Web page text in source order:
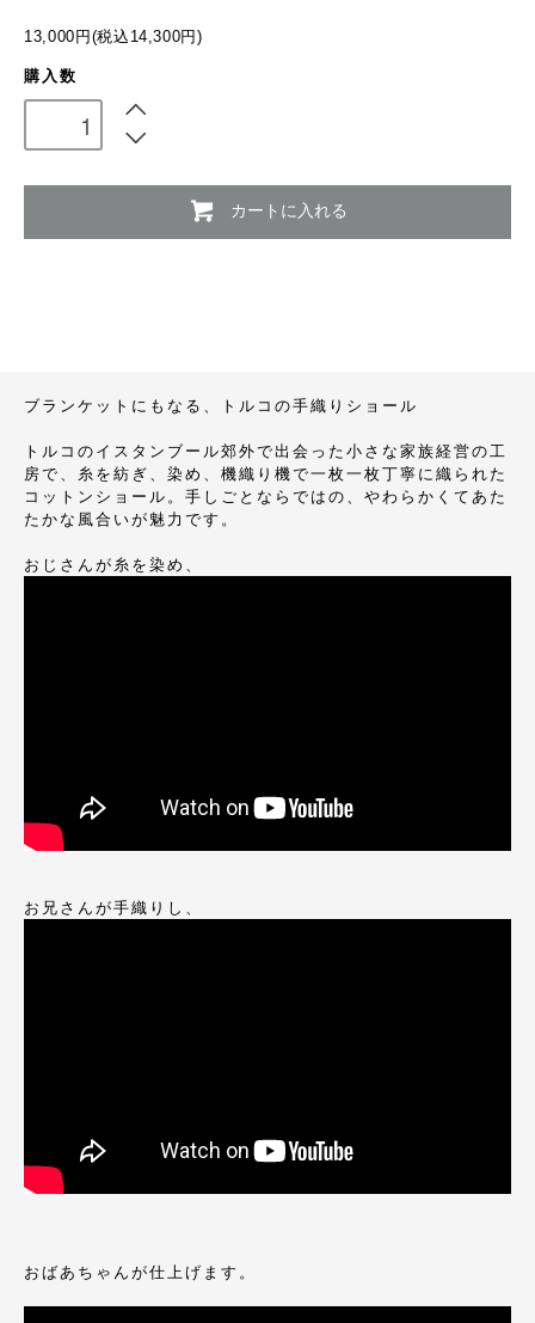
13,000円(税込14,300円)
購入数
カートに入れる
ブランケットにもなる、トルコの手織りショール
トルコのイスタンブール郊外で出会った小さな家族経営の工
房で、糸を紡ぎ、染め、機織り機で一枚一枚丁寧に織られた
コットンショール。手しごとならではの、やわらかくてあた
たかな風合いが魅力です。
おじさんが糸を染め、
お兄さんが手織りし、
おばあちゃんが仕上げます。